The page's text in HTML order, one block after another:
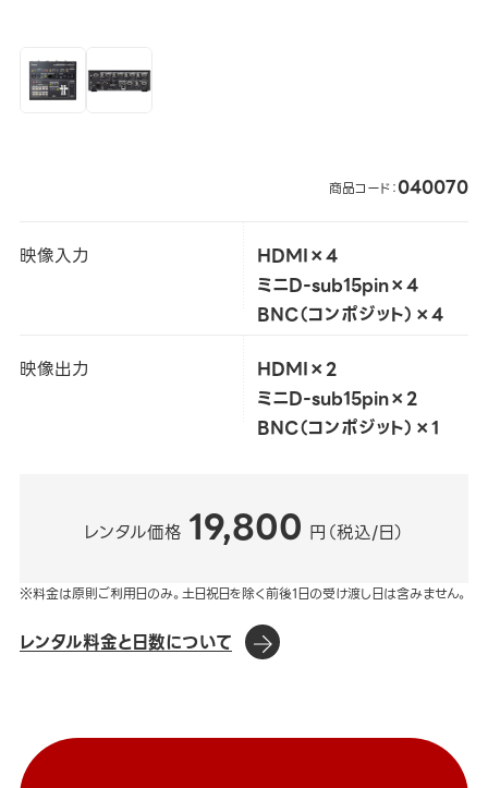
商品コード：040070
映像入力
HDMI×4
ミニD-sub15pin×4
BNC（コンポジット）×4
映像出力
HDMI×2
ミニD-sub15pin×2
BNC（コンポジット）×1
レンタル価格 19,800 円（税込/日）
※料金は原則ご利用日のみ。土日祝日を除く前後1日の受け渡し日は含みません。
レンタル料金と日数について